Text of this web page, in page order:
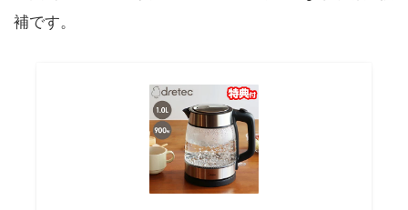
補です。